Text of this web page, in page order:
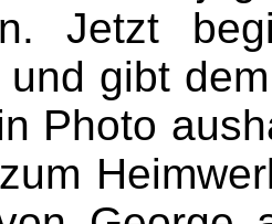
Jetzt
und gibt
Photo